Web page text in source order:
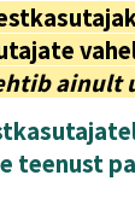
ainult
teenust